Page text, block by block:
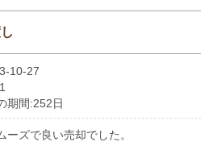
10-27
期間:252日
ズで良い売却でした。